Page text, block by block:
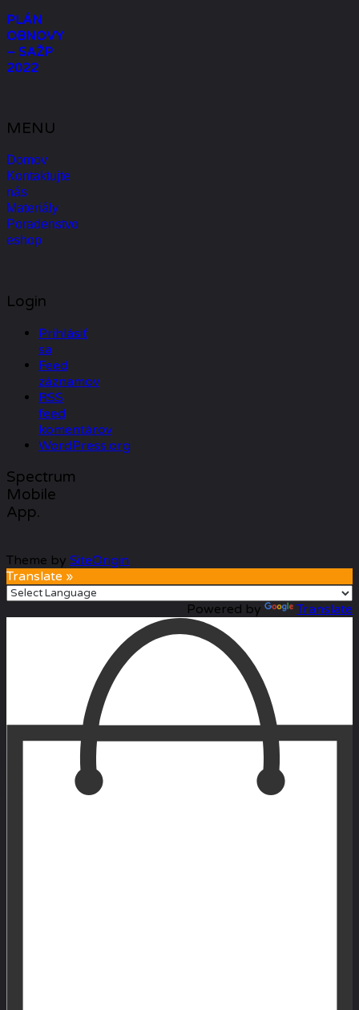
PLÁN
OBNOVY
– SAŽP
2022
MENU
Domov
Kontaktujte
nás
Materiály
Poradenstvo
eshop
Login
Prihlásiť
sa
Feed
záznamov
RSS
feed
komentárov
WordPress.org
Spectrum
Mobile
App.
Theme by SiteOrigin
Translate »
Powered by Translate